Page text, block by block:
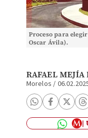
Proceso para
Oscar Ávila).
RAFAEL MEJÍA
Morelos /